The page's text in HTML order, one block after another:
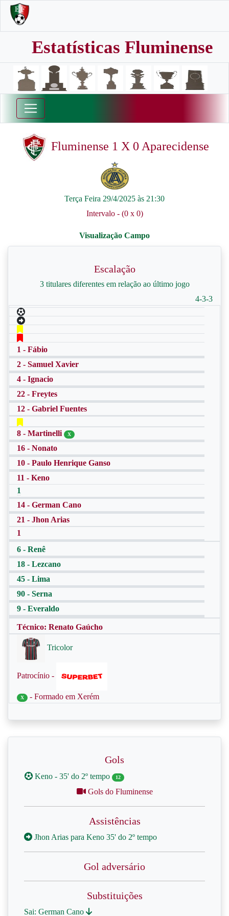
Estatísticas Fluminense
Fluminense 1 X 0 Aparecidense
Terça Feira 29/4/2025 às 21:30
Intervalo - (0 x 0)
Escalação
3 titulares diferentes em relação ao último jogo
4-3-3
1 - Fábio
2 - Samuel Xavier
4 - Ignacio
22 - Freytes
12 - Gabriel Fuentes
8 - Martinelli X
16 - Nonato
10 - Paulo Henrique Ganso
11 - Keno
1
14 - German Cano
21 - Jhon Arias
1
6 - Renê
18 - Lezcano
45 - Lima
90 - Serna
9 - Everaldo
Técnico: Renato Gaúcho
Tricolor
Patrocínio -
X - Formado em Xerém
Gols
Keno - 35' do 2º tempo 12
Gols do Fluminense
Assistências
Jhon Arias para Keno 35' do 2º tempo
Gol adversário
Substituições
Sai: German Cano